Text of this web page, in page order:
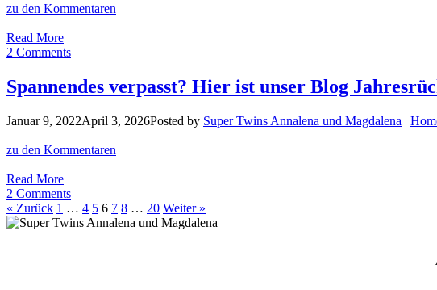
überragende
zu den Kommentaren
Read MoreZum
Verlieben:
Red
Velvet
mit
Bete
2 Comments
Spannendes verpasst? Hier ist unser Blog
Januar 9, 2022April 3, 2026Posted by Super Twins Annalena und Magdalena |
zu den Kommentaren
Read MoreSpannendes
verpasst?
Hier
ist
2 Comments
« Zurück 1 … 4 5 6 7 8 … 20 Weiter »